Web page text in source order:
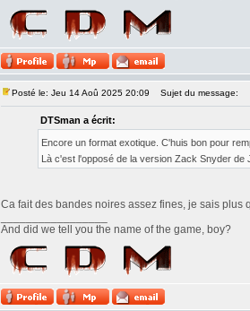
Posté le: Jeu 14 Aoû 2025 20:09 Sujet du message:
DTSman a écrit:
Encore un format exotique. C'huis bon pour
Là c'est l'opposé de la version Zack Snyder de
Ca fait des bandes noires assez fines, je sais
And did we tell you the name of the game, boy?